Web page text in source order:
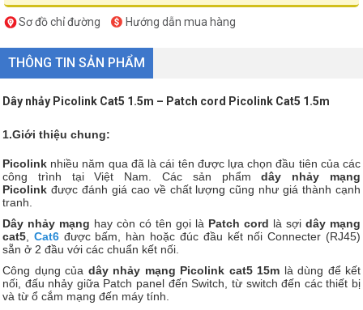
Sơ đồ chỉ đường Hướng dẫn mua hàng
THÔNG TIN SẢN PHẨM
Dây nhảy Picolink Cat5 1.5m – Patch cord Picolink Cat5 1.5m
1.Giới thiệu chung:
Picolink nhiều năm qua đã là cái tên được lựa chọn đầu tiên của các
công trình tại Việt Nam. Các sản phẩmdây nhảy mạng
Picolink được đánh giá cao về chất lượng cũng như giá thành cạnh
tranh.
Dây nhảy mạng hay còn có tên gọi là Patch cord là sợi dây mạng
cat5
Cat6được bấm, hàn hoặc đúc đầu kết nối Connecter (RJ45)
sẵn ở 2 đầu với các chuẩn kết nối.
Công dụng của dây nhảy mạng Picolink cat5 15m là dùng để kết
nối, đấu nhảy giữa Patch panel đến Switch, từ switch đến các thiết bị
và từ ổ cắm mạng đến máy tính.